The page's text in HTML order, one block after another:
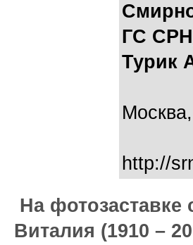
ГС
Турик
http://
На фотозаставке
Виталия (1910 –